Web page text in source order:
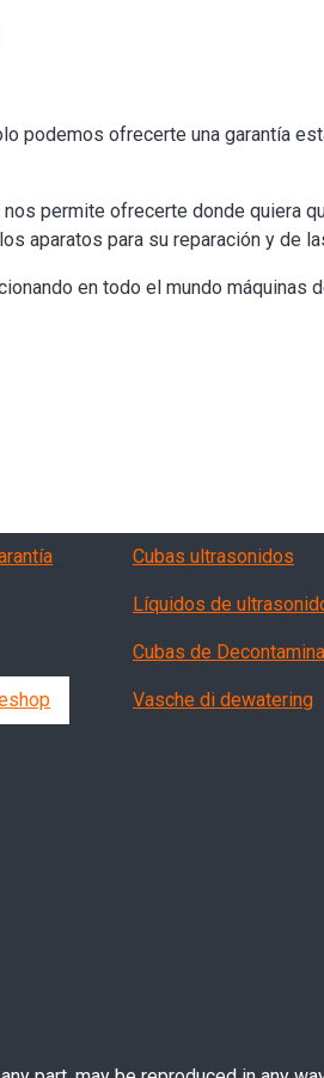
podemos ofrecerte una garantía
permite ofrecerte donde quiera
aparatos para su reparación y de
en todo el mundo máquinas
Products
Cubas ultrasonidos
Líquidos de
Cubas de
Vasche di dewatering
QA